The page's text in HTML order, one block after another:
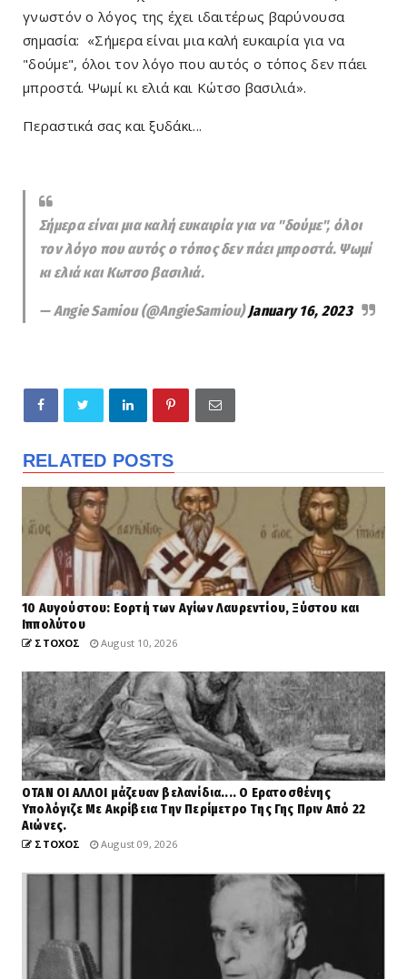
γνωστόν ο λόγος της έχει ιδαιτέρως βαρύνουσα
σημασία: «Σήμερα είναι μια καλή ευκαιρία για να
"δούμε", όλοι τον λόγο που αυτός ο τόπος δεν πάει
μπροστά. Ψωμί κι ελιά και Κώτσο βασιλιά».
Περαστικά σας και ξυδάκι...
Σήμερα είναι μια καλή ευκαιρία για να "δούμε", όλοι
τον λόγο που αυτός ο τόπος δεν πάει μπροστά. Ψωμί
κι ελιά και Κωτσο βασιλιά.
— Angie Samiou (@AngieSamiou)January 16, 2023
RELATED POSTS
10 Αυγούστου: Εορτή των Αγίων Λαυρεντίου, Ξύστου και
Ιππολύτου
ΣΤΟΧΟΣ August 10, 2026
ΟΤΑΝ ΟΙ ΑΛΛΟΙ μάζευαν βελανίδια.... Ο Ερατοσθένης
Υπολόγιζε Με Ακρίβεια Την Περίμετρο Της Γης Πριν Από 22
Αιώνες.
ΣΤΟΧΟΣ August 09, 2026